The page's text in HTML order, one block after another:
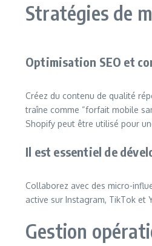
Stratégies de
Optimisation SEO et
Créez du contenu de qualité
traîne comme “forfait mobile
Shopify peut être utilisé pour
Il est essentiel de
Collaborez avec des micro-
active sur Instagram, TikTok et
Gestion